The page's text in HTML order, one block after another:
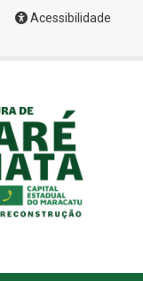
Acessibilidade